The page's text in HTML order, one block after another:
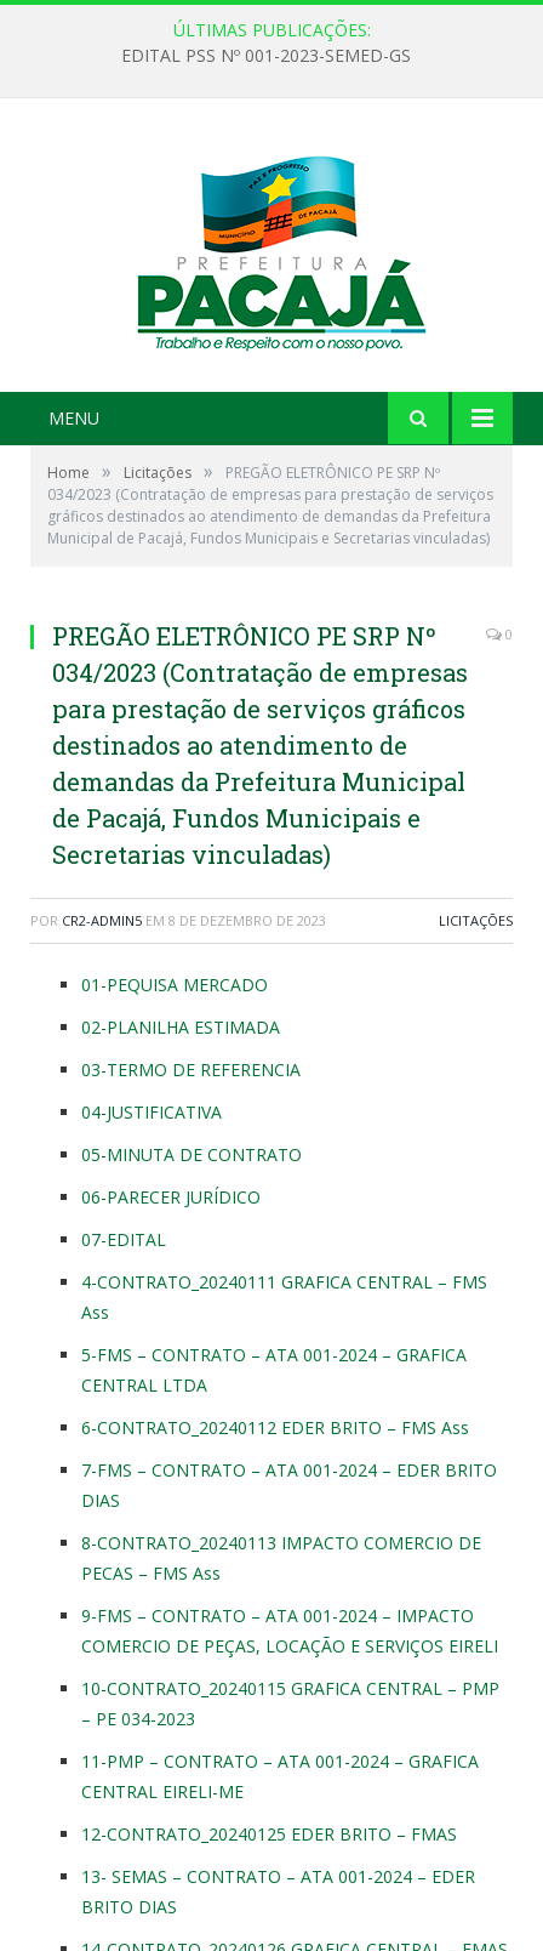
ÚLTIMAS PUBLICAÇÕES:
EDITAL PSS Nº 001-2023-SEMED-GS
MENU
Home » Licitações »
PREGÃO ELETRÔNICO PE SRP Nº
034/2023 (Contratação de empresas para prestação de serviços
gráficos destinados ao atendimento de demandas da Prefeitura
Municipal de Pacajá, Fundos Municipais e Secretarias vinculadas)
PREGÃO ELETRÔNICO PE SRP Nº
034/2023 (Contratação de empresas
para prestação de serviços gráficos
destinados ao atendimento de
demandas da Prefeitura Municipal
de Pacajá, Fundos Municipais e
Secretarias vinculadas)
0
POR CR2-ADMIN5 EM 8 DE DEZEMBRO DE 2023 LICITAÇÕES
01-PEQUISA MERCADO
02-PLANILHA ESTIMADA
03-TERMO DE REFERENCIA
04-JUSTIFICATIVA
05-MINUTA DE CONTRATO
06-PARECER JURÍDICO
07-EDITAL
4-CONTRATO_20240111 GRAFICA CENTRAL – FMS
Ass
5-FMS – CONTRATO – ATA 001-2024 – GRAFICA
CENTRAL LTDA
6-CONTRATO_20240112 EDER BRITO – FMS Ass
7-FMS – CONTRATO – ATA 001-2024 – EDER BRITO
DIAS
8-CONTRATO_20240113 IMPACTO COMERCIO DE
PECAS – FMS Ass
9-FMS – CONTRATO – ATA 001-2024 – IMPACTO
COMERCIO DE PEÇAS, LOCAÇÃO E SERVIÇOS EIRELI
10-CONTRATO_20240115 GRAFICA CENTRAL – PMP
– PE 034-2023
11-PMP – CONTRATO – ATA 001-2024 – GRAFICA
CENTRAL EIRELI-ME
12-CONTRATO_20240125 EDER BRITO – FMAS
13- SEMAS – CONTRATO – ATA 001-2024 – EDER
BRITO DIAS